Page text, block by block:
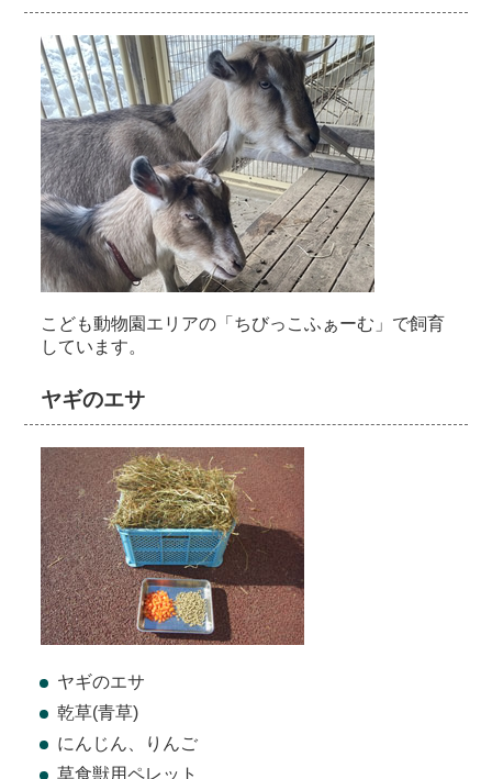
こども動物園エリアの「ちびっこふぁーむ」で飼育
しています。
ヤギのエサ
ヤギのエサ
乾草(青草)
にんじん、りんご
草食獣用ペレット